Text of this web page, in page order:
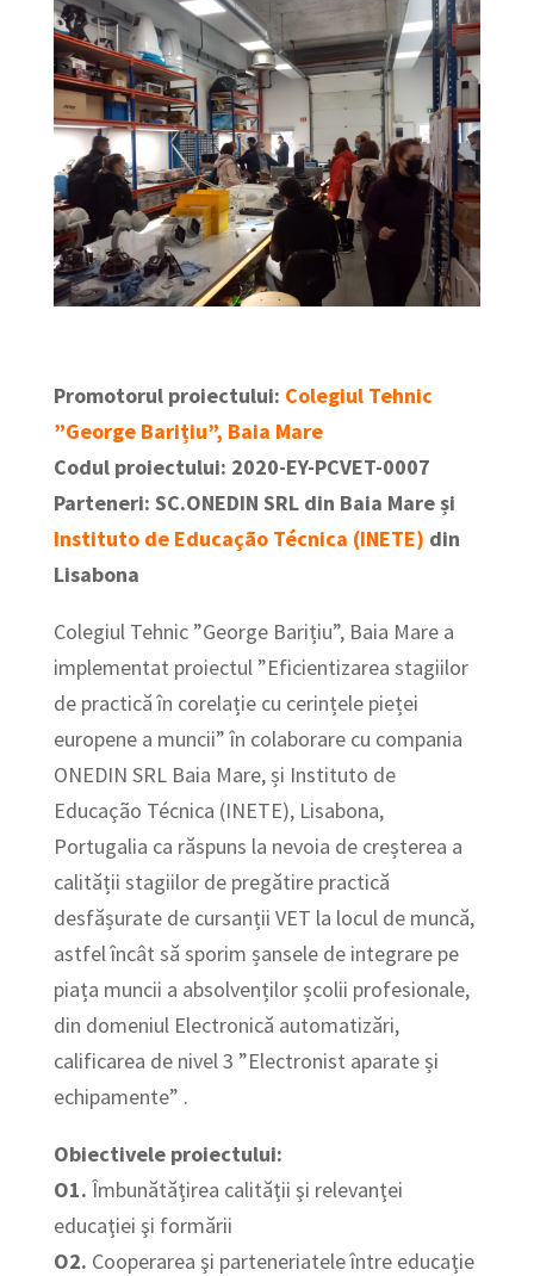
Promotorul proiectului: Colegiul Tehnic
”George Barițiu”, Baia Mare
Codul proiectului: 2020-EY-PCVET-0007
Parteneri: SC.ONEDIN SRL din Baia Mare și
Instituto de Educação Técnica (INETE) din
Lisabona
Colegiul Tehnic ”George Barițiu”, Baia Mare a
implementat proiectul ”Eficientizarea stagiilor
de practică în corelație cu cerințele pieței
europene a muncii” în colaborare cu compania
ONEDIN SRL Baia Mare, și Instituto de
Educação Técnica (INETE), Lisabona,
Portugalia ca răspuns la nevoia de creșterea a
calității stagiilor de pregătire practică
desfășurate de cursanții VET la locul de muncă,
astfel încât să sporim șansele de integrare pe
piața muncii a absolvenților școlii profesionale,
din domeniul Electronică automatizări,
calificarea de nivel 3 ”Electronist aparate și
echipamente” .
Obiectivele proiectului:
O1. Îmbunătăţirea calităţii şi relevanţei
educaţiei şi formării
O2. Cooperarea şi parteneriatele între educaţie